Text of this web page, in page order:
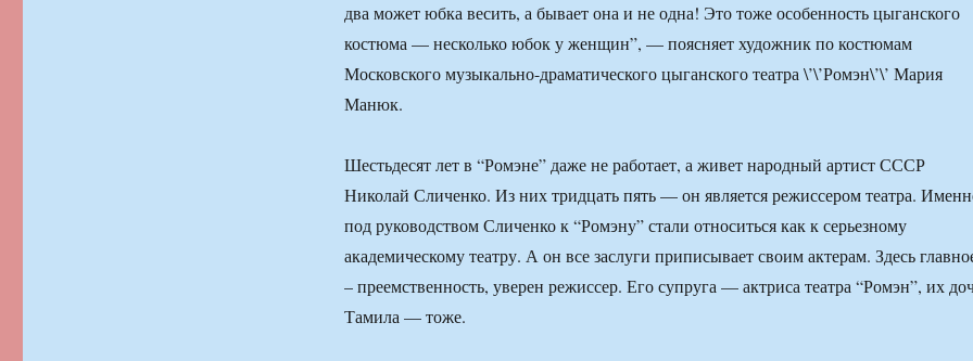
два может юбка весить, а бывает она и не одна! Это тоже особенность цыганского
костюма — несколько юбок у женщин”, — поясняет художник по костюмам
Московского музыкально-драматического цыганского театра \’\’Ромэн\’\’ Мария
Манюк.
Шестьдесят лет в “Ромэне” даже не работает, а живет народный артист СССР
Николай Сличенко. Из них тридцать пять — он является режиссером театра.
под руководством Сличенко к “Ромэну” стали относиться как к серьезному
академическому театру. А он все заслуги приписывает своим актерам. Здесь
– преемственность, уверен режиссер. Его супруга — актриса театра “Ромэн”, их
Тамила — тоже.